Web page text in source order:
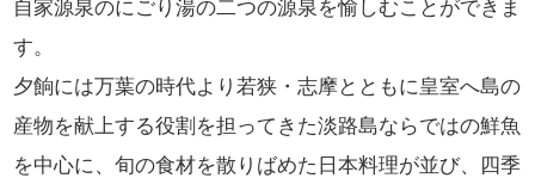
自家源泉のにごり湯の二つの源泉を愉しむことができま
す。
夕餉には万葉の時代より若狭・志摩とともに皇室へ島の
産物を献上する役割を担ってきた淡路島ならではの鮮魚
を中心に、旬の食材を散りばめた日本料理が並び、四季